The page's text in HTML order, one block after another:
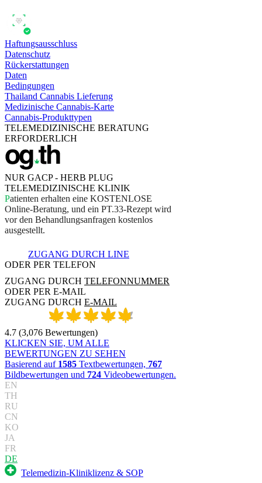
Haftungsausschluss
Datenschutz
Rückerstattungen
Daten
Bedingungen
Thailand Cannabis Lieferung
Medizinische Cannabis-Karte
Cannabis-Produkttypen
TELEMEDIZINISCHE BERATUNG
ERFORDERLICH
NUR GACP - HERB PLUG
TELEMEDIZINISCHE KLINIK
Patienten erhalten eine KOSTENLOSE
Online-Beratung, und ein PT.33-Rezept wird
vor den Behandlungsanfragen kostenlos
ausgestellt.
ZUGANG DURCH LINE
ODER PER TELEFON
ZUGANG DURCH TELEFONNUMMER
ODER PER E-MAIL
ZUGANG DURCH E-MAIL
4.7 (3,076 Bewertungen)
KLICKEN SIE, UM ALLE
BEWERTUNGEN ZU SEHEN
Basierend auf 1585 Textbewertungen, 767
Bildbewertungen und 724 Videobewertungen.
EN
TH
RU
CN
KO
JA
FR
DE
Telemedizin-Kliniklizenz & SOP